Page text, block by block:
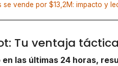
se vende por $13,2M: impacto y
Tu ventaja táctica
en las últimas 24 horas,